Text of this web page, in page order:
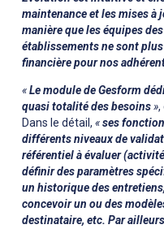
maintenance et les mises à
manière que les équipes
établissements ne sont
financière pour nos
«Le module de Gesform
quasi totalité des besoins»,
Dans le détail, «ses
différents niveaux de
référentiel à évaluer
définir des paramètres
un historique des
concevoir un ou des
destinataire, etc. Par